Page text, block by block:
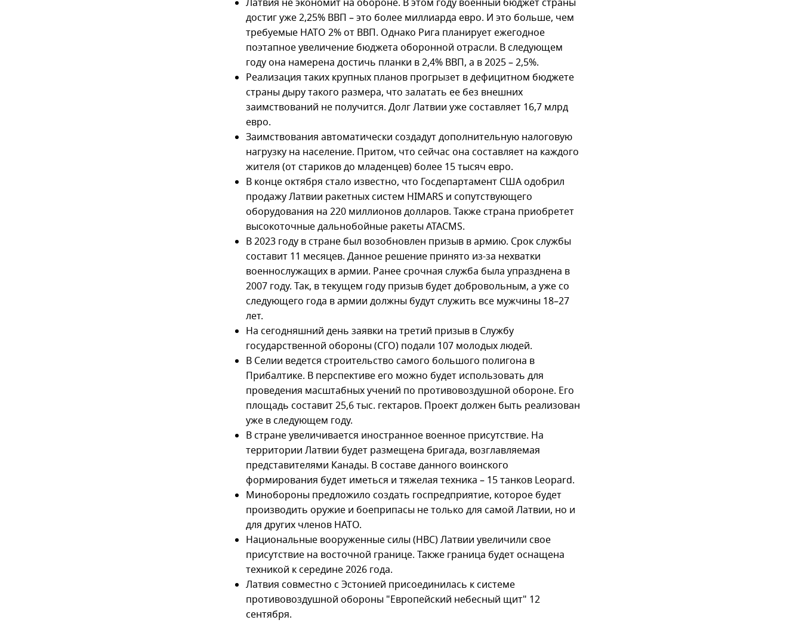
Латвия не экономит на обороне. В этом году военный бюджет страны
достиг уже 2,25% ВВП – это более миллиарда евро. И это больше, чем
требуемые НАТО 2% от ВВП. Однако Рига планирует ежегодное
поэтапное увеличение бюджета оборонной отрасли. В следующем
году она намерена достичь планки в 2,4% ВВП, а в 2025 – 2,5%.
Реализация таких крупных планов прогрызет в дефицитном бюджете
страны дыру такого размера, что залатать ее без внешних
заимствований не получится. Долг Латвии уже составляет 16,7 млрд
евро.
Заимствования автоматически создадут дополнительную налоговую
нагрузку на население. Притом, что сейчас она составляет на каждого
жителя (от стариков до младенцев) более 15 тысяч евро.
В конце октября стало известно, что Госдепартамент США одобрил
продажу Латвии ракетных систем HIMARS и сопутствующего
оборудования на 220 миллионов долларов. Также страна приобретет
высокоточные дальнобойные ракеты ATACMS.
В 2023 году в стране был возобновлен призыв в армию. Срок службы
составит 11 месяцев. Данное решение принято из-за нехватки
военнослужащих в армии. Ранее срочная служба была упразднена в
2007 году. Так, в текущем году призыв будет добровольным, а уже со
следующего года в армии должны будут служить все мужчины 18–27
лет.
На сегодняшний день заявки на третий призыв в Службу
государственной обороны (СГО) подали 107 молодых людей.
В Селии ведется строительство самого большого полигона в
Прибалтике. В перспективе его можно будет использовать для
проведения масштабных учений по противовоздушной обороне. Его
площадь составит 25,6 тыс. гектаров. Проект должен быть реализован
уже в следующем году.
В стране увеличивается иностранное военное присутствие. На
территории Латвии будет размещена бригада, возглавляемая
представителями Канады. В составе данного воинского
формирования будет иметься и тяжелая техника – 15 танков Leopard.
Минобороны предложило создать госпредприятие, которое будет
производить оружие и боеприпасы не только для самой Латвии, но и
для других членов НАТО.
Национальные вооруженные силы (НВС) Латвии увеличили свое
присутствие на восточной границе. Также граница будет оснащена
техникой к середине 2026 года.
Латвия совместно с Эстонией присоединилась к системе
противовоздушной обороны "Европейский небесный щит" 12
сентября.